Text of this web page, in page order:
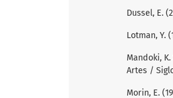
Dussel, E.
Lotman, Y.
Mandoki,
Artes /
Morin, E.